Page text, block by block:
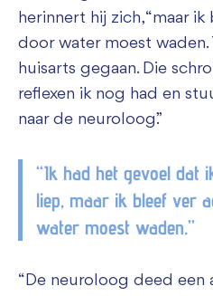
herinnert hij zich, “maar
door water moest waden.
huisarts gegaan. Die
reflexen ik nog had en
naar de neuroloog.”
“Ik had het gevoel dat
liep, maar ik bleef ver
water moest waden.”
“De neuroloog deed een